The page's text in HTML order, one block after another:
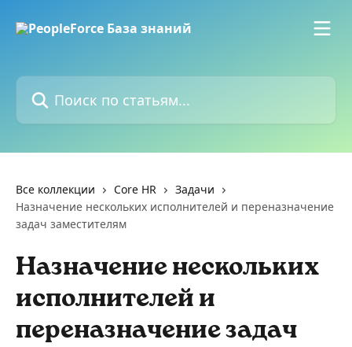
Поиск по статьям...
Все коллекции Core HR
Задачи
Назначение нескольких исполнителей и переназначение
задач заместителям
Назначение нескольких
исполнителей и
переназначение задач